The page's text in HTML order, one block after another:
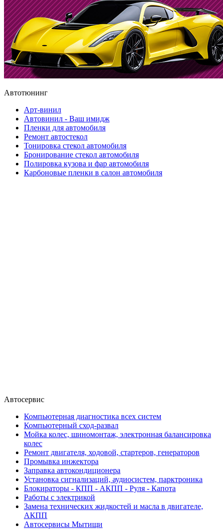
Автотюнинг
Арт-винил
Автовинил - Ваш имидж
Пленки для автомобиля
Ремонт автостекол
Тонировка стекол автомобиля
Бронирование стекол автомобиля
Полировка кузова и фар автомобиля
Карбоновые пленки в салон автомобиля
Автосервис
Компьютерная диагностика всех систем
Компьютерный сход-развал
Мойка колес, шиномонтаж, электронная балансировка
колес
Ремонт двигателя, ходовой, стартеров, генераторов
Промывка инжектора
Заправка автокондиционера
Установка сигнализаций, аудиосистем, парктроника
Блокираторы - КПП - АКПП - Руля - Капота
Работы с электрикой
Замена технических жидкостей и масла в двигателе,
АКПП
Автосервисы Мытищи